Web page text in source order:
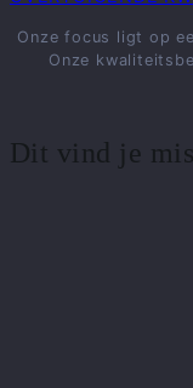
Onze focus ligt op
Onze
Dit vind je